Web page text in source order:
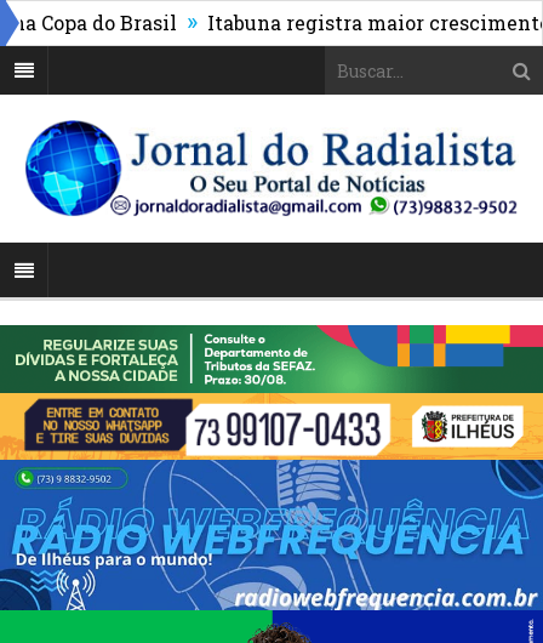
do Brasil » Itabuna registra maior crescimento do